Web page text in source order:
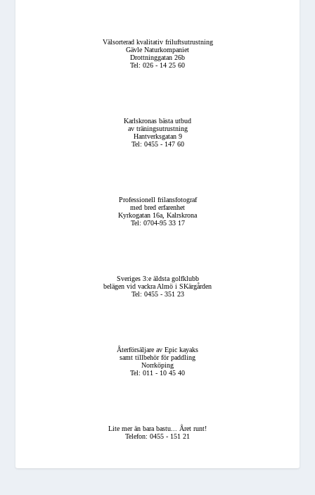
Välsorterad kvalitativ friluftsutrustning
Gävle Naturkompaniet
Drottninggatan 26b
Tel: 026 - 14 25 60
Karlskronas bästa utbud
av träningsutrustning
Hantverksgatan 9
Tel: 0455 - 147 60
Professionell frilansfotograf
med bred erfarenhet
Kyrkogatan 16a, Kalrskrona
Tel: 0704-95 33 17
Sveriges 3:e äldsta golfklubb
belägen vid vackra Almö i SKärgården
Tel: 0455 - 351 23
Återförsäljare av Epic kayaks
samt tillbehör för paddling
Norrköping
Tel: 011 - 10 45 40
Lite mer än bara bastu... Året runt!
Telefon: 0455 - 151 21